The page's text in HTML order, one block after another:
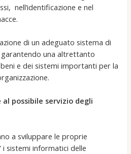
nell’identificazione e nel
di un adeguato sistema di
una altrettanto
e dei sistemi importanti per la
possibile servizio degli
a sviluppare le proprie
i sistemi informatici delle